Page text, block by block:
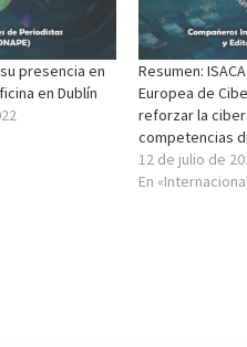
presencia en
en Dublín
Resumen:
Europea de
reforzar la
competencias
12 de julio de
En